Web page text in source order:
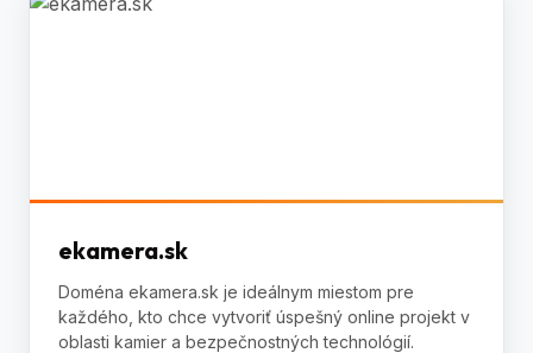
ekamera.sk
Doména ekamera.sk je ideálnym miestom pre
každého, kto chce vytvoriť úspešný online projekt v
oblasti kamier a bezpečnostných technológií.